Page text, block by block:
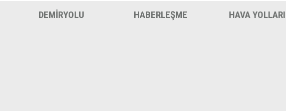
DEMİRYOLU HABERLEŞME HAVA YOLLARI